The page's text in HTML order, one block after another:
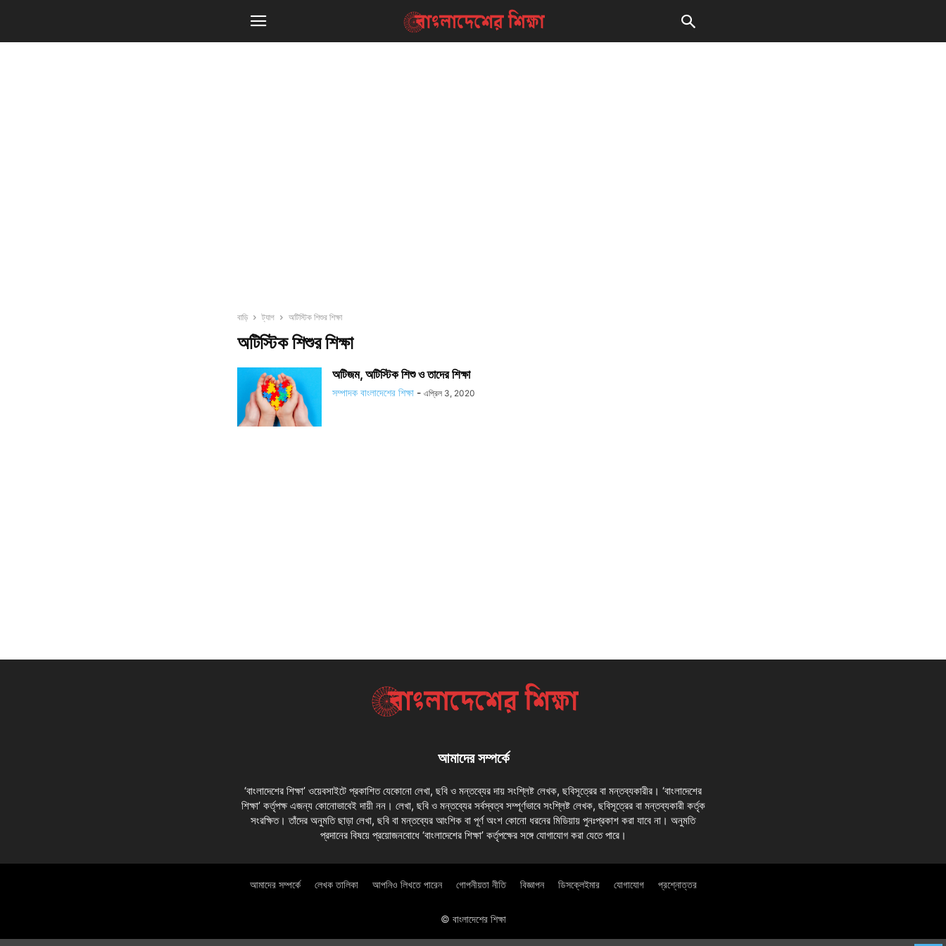
বাড়ি ট্যাগ অটিস্টিক শিশুর শিক্ষা
অটিস্টিক শিশুর শিক্ষা
অটিজম, অটিস্টিক শিশু ও তাদের শিক্ষা
সম্পাদক বাংলাদেশের শিক্ষা - এপ্রিল 3, 2020
আমাদের সম্পর্কে
‘বাংলাদেশের শিক্ষা’ ওয়েবসাইটে প্রকাশিত যেকোনো লেখা, ছবি ও মন্তব্যের দায় সংশ্লিষ্ট লেখক, ছবিসূত্রের বা মন্তব্যকারীর। ‘বাংলাদেশের
শিক্ষা’ কর্তৃপক্ষ এজন্য কোনোভাবেই দায়ী নন। লেখা, ছবি ও মন্তব্যের সর্বস্বত্ব সম্পূর্ণভাবে সংশ্লিষ্ট লেখক, ছবিসূত্রের বা মন্তব্যকারী কর্তৃক
সংরক্ষিত। তাঁদের অনুমতি ছাড়া লেখা, ছবি বা মন্তব্যের আংশিক বা পূর্ণ অংশ কোনো ধরনের মিডিয়ায় পুনঃপ্রকাশ করা যাবে না। অনুমতি
প্রদানের বিষয়ে প্রয়োজনবোধে ‘বাংলাদেশের শিক্ষা’ কর্তৃপক্ষের সঙ্গে যোগাযোগ করা যেতে পারে।
আমাদের সম্পর্কে লেখক তালিকা আপনিও লিখতে পারেন গোপনীয়তা নীতি বিজ্ঞাপন ডিসক্লেইমার যোগাযোগ প্রশ্নোত্তর
© বাংলাদেশের শিক্ষা